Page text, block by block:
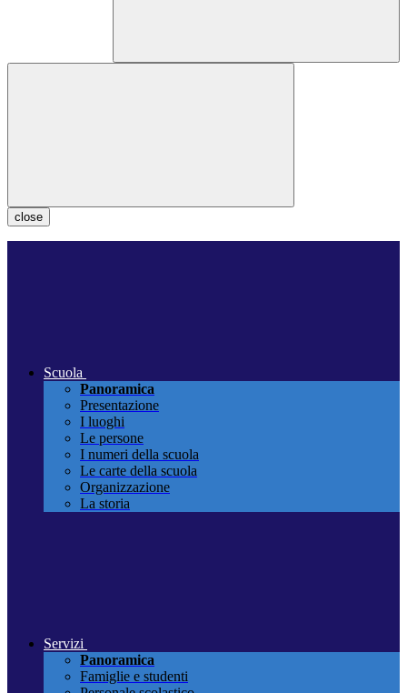
close
Scuola
Panoramica
Presentazione
I luoghi
Le persone
I numeri della scuola
Le carte della scuola
Organizzazione
La storia
Servizi
Panoramica
Famiglie e studenti